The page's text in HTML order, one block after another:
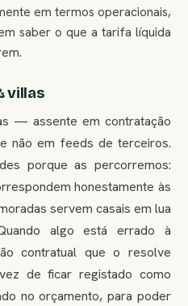
em termos operacionais,
saber o que a tarifa líquida
villas
— assente em contratação
não em feeds de terceiros.
porque as percorremos:
honestamente às
servem casais em lua
algo está errado à
contratual que o resolve
de ficar registado como
no orçamento, para poder